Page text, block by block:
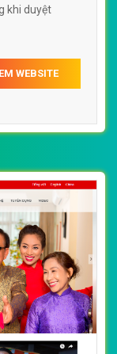
khi duyệt
WEBSITE